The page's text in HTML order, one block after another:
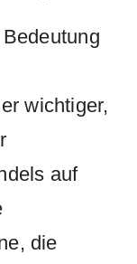
⁣wichtiger,​
auf
die